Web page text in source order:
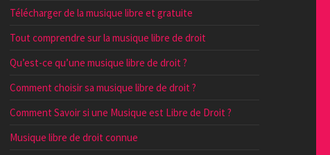
Télécharger de la musique libre et gratuite
Tout comprendre sur la musique libre de droit
Qu’est-ce qu’une musique libre de droit ?
Comment choisir sa musique libre de droit ?
Comment Savoir si une Musique est Libre de Droit ?
Musique libre de droit connue